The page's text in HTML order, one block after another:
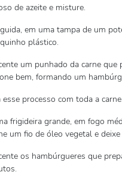
de azeite e misture.
em uma tampa de um
plástico.
um punhado da carne que
bem, formando um
esse processo com toda a carne.
frigideira grande, em fogo
um fio de óleo vegetal e
os hambúrgueres que